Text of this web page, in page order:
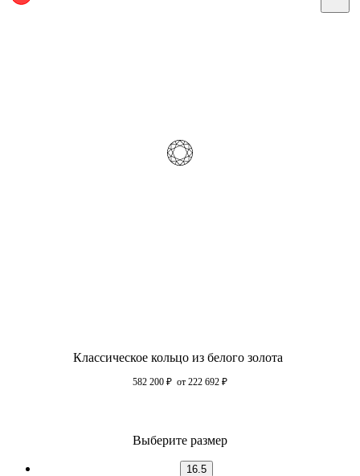
Классическое кольцо из белого золота
582 200 ₽ от 222 692 ₽
Выберите размер
16.5